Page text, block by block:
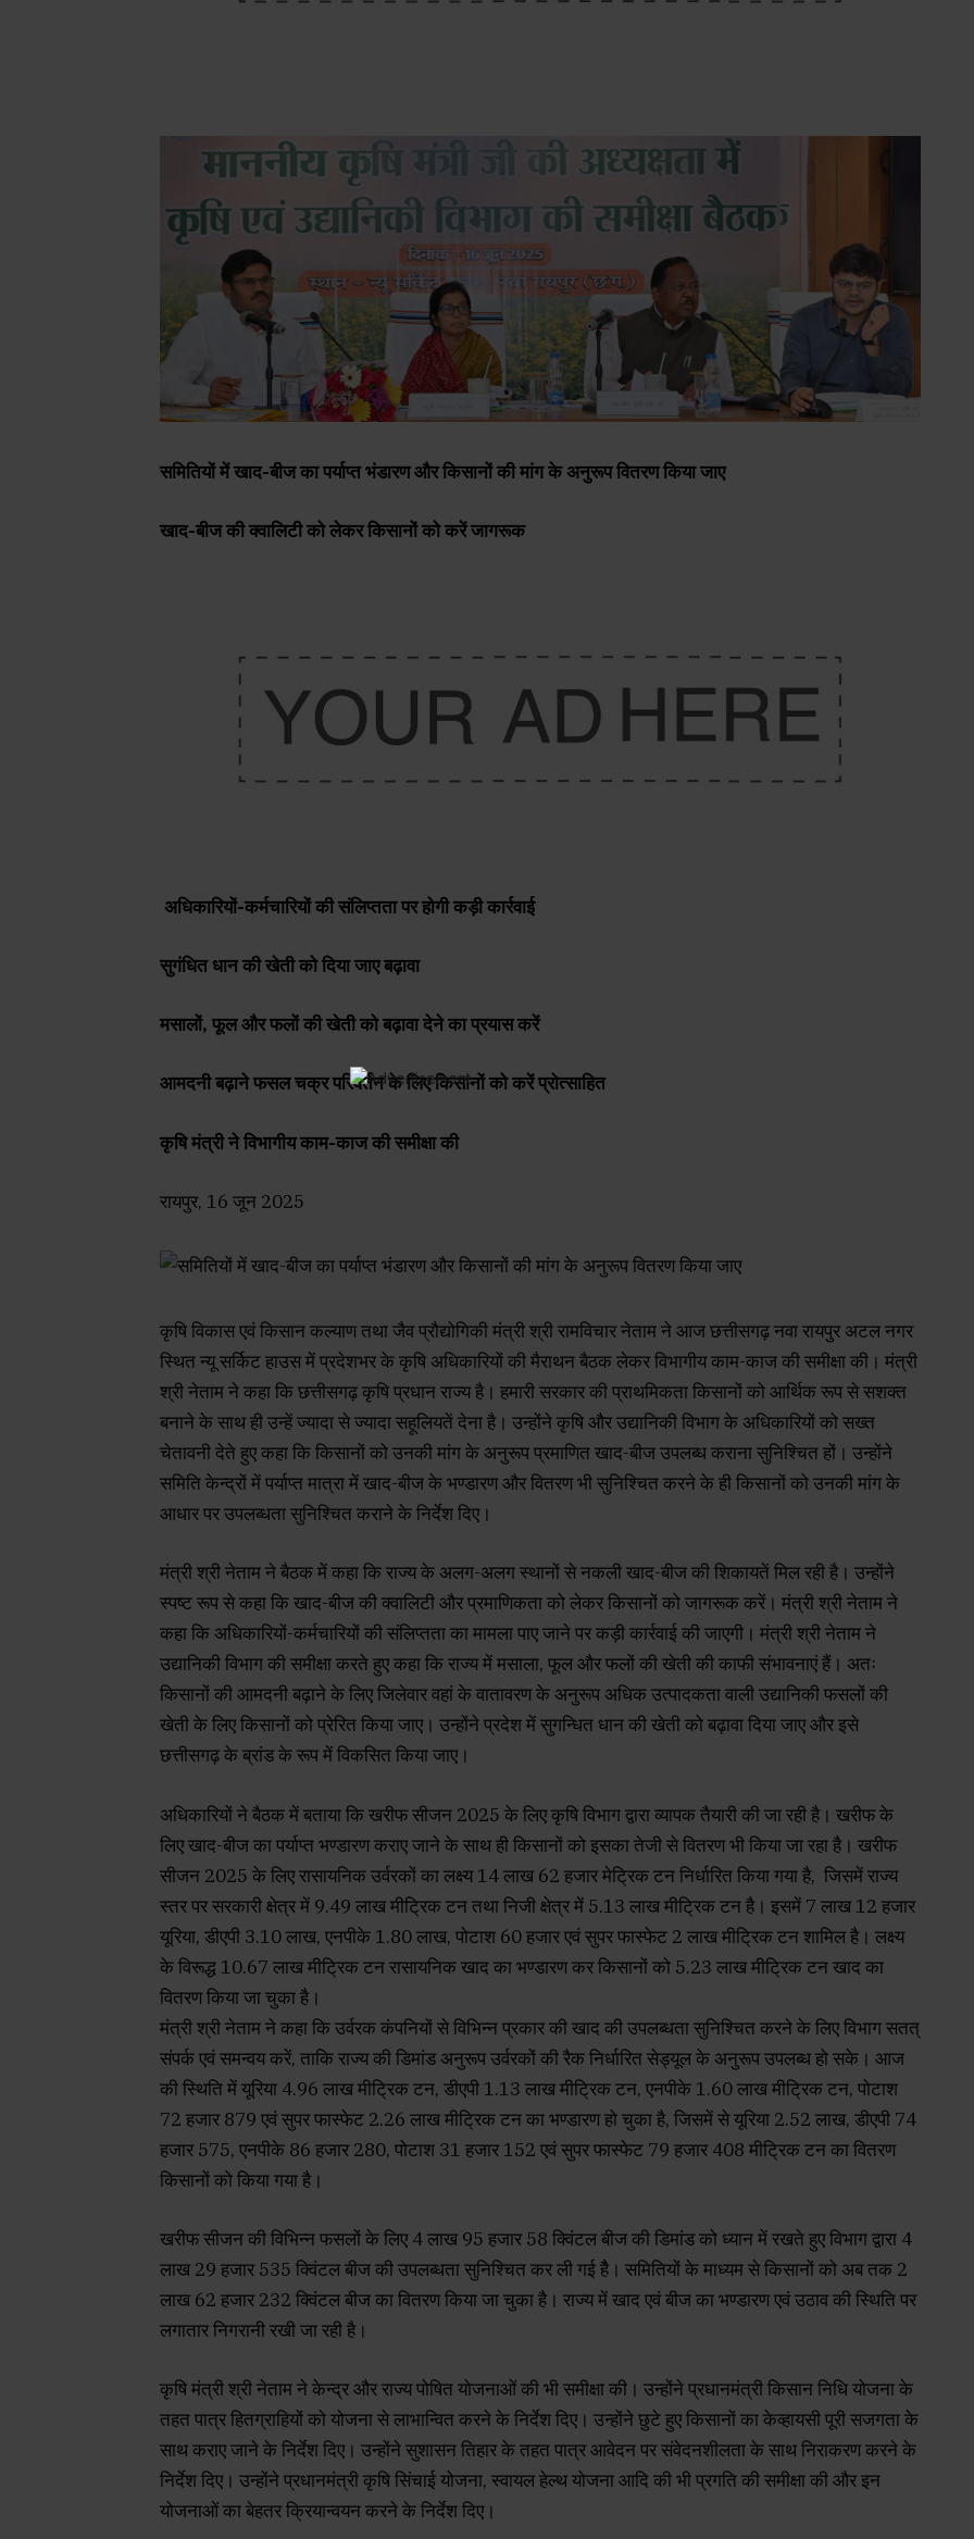
समितियों में खाद-बीज का पर्याप्त भंडारण और किसानों की मांग के अनुरूप वितरण किया जाए
खाद-बीज की क्वालिटी को लेकर किसानों को करें जागरूक
अधिकारियों-कर्मचारियों की संलिप्तता पर होगी कड़ी कार्रवाई
सुगंधित धान की खेती को दिया जाए बढ़ावा
मसालों, फूल और फलों की खेती को बढ़ावा देने का प्रयास करें
आमदनी बढ़ाने फसल चक्र परिवर्तन के लिए किसानों को करें प्रोत्साहित
कृषि मंत्री ने विभागीय काम-काज की समीक्षा की
रायपुर, 16 जून 2025
कृषि विकास एवं किसान कल्याण तथा जैव प्रौद्योगिकी मंत्री श्री रामविचार नेताम ने आज छत्तीसगढ़ नवा रायपुर अटल नगर
स्थित न्यू सर्किट हाउस में प्रदेशभर के कृषि अधिकारियों की मैराथन बैठक लेकर विभागीय काम-काज की समीक्षा की। मंत्री
श्री नेताम ने कहा कि छत्तीसगढ़ कृषि प्रधान राज्य है। हमारी सरकार की प्राथमिकता किसानों को आर्थिक रूप से सशक्त
बनाने के साथ ही उन्हें ज्यादा से ज्यादा सहूलियतें देना है। उन्होंने कृषि और उद्यानिकी विभाग के अधिकारियों को सख्त
चेतावनी देते हुए कहा कि किसानों को उनकी मांग के अनुरूप प्रमाणित खाद-बीज उपलब्ध कराना सुनिश्चित हों। उन्होंने
समिति केन्द्रों में पर्याप्त मात्रा में खाद-बीज के भण्डारण और वितरण भी सुनिश्चित करने के ही किसानों को उनकी मांग के
आधार पर उपलब्धता सुनिश्चित कराने के निर्देश दिए।
मंत्री श्री नेताम ने बैठक में कहा कि राज्य के अलग-अलग स्थानों से नकली खाद-बीज की शिकायतें मिल रही है। उन्होंने
स्पष्ट रूप से कहा कि खाद-बीज की क्वालिटी और प्रमाणिकता को लेकर किसानों को जागरूक करें। मंत्री श्री नेताम ने
कहा कि अधिकारियों-कर्मचारियों की संलिप्तता का मामला पाए जाने पर कड़ी कार्रवाई की जाएगी। मंत्री श्री नेताम ने
उद्यानिकी विभाग की समीक्षा करते हुए कहा कि राज्य में मसाला, फूल और फलों की खेती की काफी संभावनाएं हैं। अतः
किसानों की आमदनी बढ़ाने के लिए जिलेवार वहां के वातावरण के अनुरूप अधिक उत्पादकता वाली उद्यानिकी फसलों की
खेती के लिए किसानों को प्रेरित किया जाए। उन्होंने प्रदेश में सुगन्धित धान की खेती को बढ़ावा दिया जाए और इसे
छत्तीसगढ़ के ब्रांड के रूप में विकसित किया जाए।
अधिकारियों ने बैठक में बताया कि खरीफ सीजन 2025 के लिए कृषि विभाग द्वारा व्यापक तैयारी की जा रही है। खरीफ के
लिए खाद-बीज का पर्याप्त भण्डारण कराए जाने के साथ ही किसानों को इसका तेजी से वितरण भी किया जा रहा है। खरीफ
सीजन 2025 के लिए रासायनिक उर्वरकों का लक्ष्य 14 लाख 62 हजार मेट्रिक टन निर्धारित किया गया है, जिसमें राज्य
स्तर पर सरकारी क्षेत्र में 9.49 लाख मीट्रिक टन तथा निजी क्षेत्र में 5.13 लाख मीट्रिक टन है। इसमें 7 लाख 12 हजार
यूरिया, डीएपी 3.10 लाख, एनपीके 1.80 लाख, पोटाश 60 हजार एवं सुपर फास्फेट 2 लाख मीट्रिक टन शामिल है। लक्ष्य
के विरूद्ध 10.67 लाख मीट्रिक टन रासायनिक खाद का भण्डारण कर किसानों को 5.23 लाख मीट्रिक टन खाद का
वितरण किया जा चुका है।
मंत्री श्री नेताम ने कहा कि उर्वरक कंपनियों से विभिन्न प्रकार की खाद की उपलब्धता सुनिश्चित करने के लिए विभाग सतत्
संपर्क एवं समन्वय करें, ताकि राज्य की डिमांड अनुरूप उर्वरकों की रैक निर्धारित सेड्यूल के अनुरूप उपलब्ध हो सके। आज
की स्थिति में यूरिया 4.96 लाख मीट्रिक टन, डीएपी 1.13 लाख मीट्रिक टन, एनपीके 1.60 लाख मीट्रिक टन, पोटाश
72 हजार 879 एवं सुपर फास्फेट 2.26 लाख मीट्रिक टन का भण्डारण हो चुका है, जिसमें से यूरिया 2.52 लाख, डीएपी 74
हजार 575, एनपीके 86 हजार 280, पोटाश 31 हजार 152 एवं सुपर फास्फेट 79 हजार 408 मीट्रिक टन का वितरण
किसानों को किया गया है।
खरीफ सीजन की विभिन्न फसलों के लिए 4 लाख 95 हजार 58 क्विंटल बीज की डिमांड को ध्यान में रखते हुए विभाग द्वारा 4
लाख 29 हजार 535 क्विंटल बीज की उपलब्धता सुनिश्चित कर ली गई हैै। समितियों के माध्यम से किसानों को अब तक 2
लाख 62 हजार 232 क्विंटल बीज का वितरण किया जा चुका है। राज्य में खाद एवं बीज का भण्डारण एवं उठाव की स्थिति पर
लगातार निगरानी रखी जा रही है।
कृषि मंत्री श्री नेताम ने केन्द्र और राज्य पोषित योजनाओं की भी समीक्षा की। उन्होंने प्रधानमंत्री किसान निधि योजना के
तहत पात्र हितग्राहियों को योजना से लाभान्वित करने के निर्देश दिए। उन्होंने छुटे हुए किसानों का केव्हायसी पूरी सजगता के
साथ कराए जाने के निर्देश दिए। उन्होंने सुशासन तिहार के तहत पात्र आवेदन पर संवेदनशीलता के साथ निराकरण करने के
निर्देश दिए। उन्होंने प्रधानमंत्री कृषि सिंचाई योजना, स्वायल हेल्थ योजना आदि की भी प्रगति की समीक्षा की और इन
योजनाओं का बेहतर क्रियान्वयन करने के निर्देश दिए।